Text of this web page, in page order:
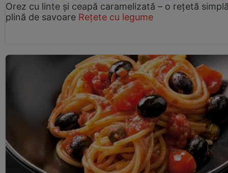
Orez cu linte și ceapă caramelizată – o rețetă
plină de savoare Rețete cu legume